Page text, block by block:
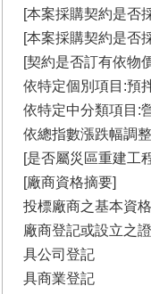
[本案採購契約是否
[本案採購契約是否
[契約是否訂有依物
依特定個別項目:預
依特定中分類項目:
依總指數漲跌幅調
[是否屬災區重建工
[廠商資格摘要]
投標廠商之基本資
廠商登記或設立之
具公司登記
具商業登記